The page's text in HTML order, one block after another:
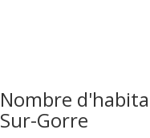
Nombre
Sur-Gorre